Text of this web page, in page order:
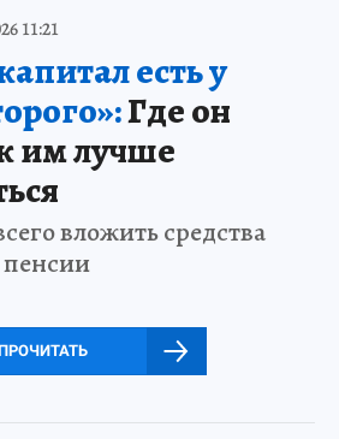
11:21
есть у
Где он
им лучше
вложить средства